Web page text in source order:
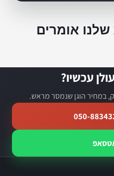
אומרים
עכשיו?
במחיר הוגן שנמסר מראש.
050-